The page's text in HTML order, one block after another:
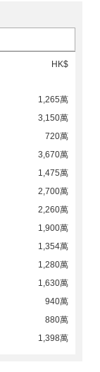
HK$
1,265萬
3,150萬
720萬
3,670萬
1,475萬
2,700萬
2,260萬
1,900萬
1,354萬
1,280萬
1,630萬
940萬
880萬
1,398萬